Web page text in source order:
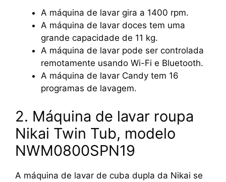
A máquina de lavar gira a 1400 rpm.
A máquina de lavar doces tem uma
grande capacidade de 11 kg.
A máquina de lavar pode ser controlada
remotamente usando Wi-Fi e Bluetooth.
A máquina de lavar Candy tem 16
programas de lavagem.
2. Máquina de lavar roupa
Nikai Twin Tub, modelo
NWM0800SPN19
A máquina de lavar de cuba dupla da Nikai se